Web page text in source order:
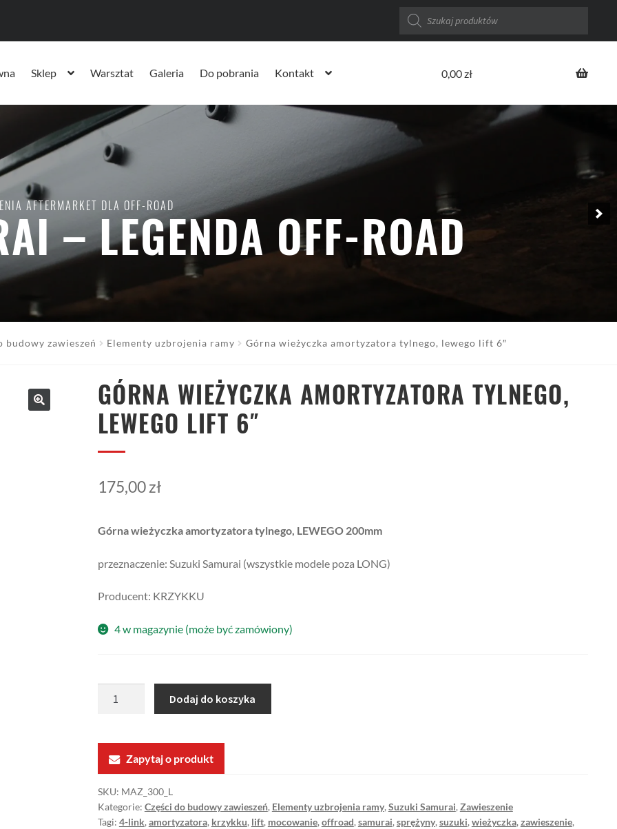
produktów
Sklep Warsztat Galeria Do pobrania Kontakt 0,00zł
AFTERMARKET DLA OFF-ROAD
– LEGENDA OFF-ROAD
budowy zawieszeń Elementy uzbrojenia ramy Górna wieżyczka amortyzatora tylnego, lewego lift 6″
GÓRNA WIEŻYCZKA AMORTYZATORA TYLNEGO,
LEWEGO LIFT 6″
175,00zł
Górna wieżyczka amortyzatora tylnego, LEWEGO 200mm
przeznaczenie: Suzuki Samurai (wszystkie modele poza LONG)
Producent: KRZYKKU
4 w magazynie (może być zamówiony)
amortyzatora
tylnego,
lewego
lift
6"
Dodaj do koszyka
Zapytaj o produkt
SKU: MAZ_300_L
Kategorie: Części do budowy zawieszeń, Elementy uzbrojenia ramy, Suzuki Samurai, Zawieszenie
Tagi: 4-link, amortyzatora, krzykku, lift, mocowanie, offroad, samurai, sprężyny, suzuki, wieżyczka, zawieszenie,